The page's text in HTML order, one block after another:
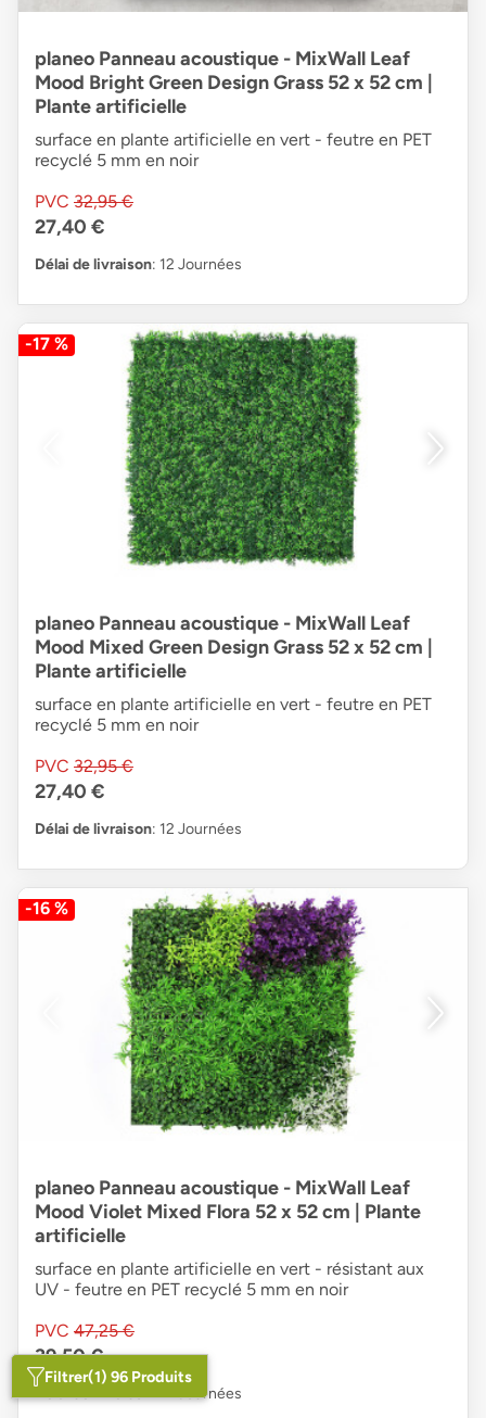
planeo Panneau acoustique - MixWall Leaf
Mood Bright Green Design Grass 52 x 52 cm |
Plante artificielle
surface en plante artificielle en vert - feutre en PET
recyclé 5 mm en noir
PVC 32,95 €
27,40 €
Délai de livraison: 12 Journées
-17 %
planeo Panneau acoustique - MixWall Leaf
Mood Mixed Green Design Grass 52 x 52 cm |
Plante artificielle
surface en plante artificielle en vert - feutre en PET
recyclé 5 mm en noir
PVC 32,95 €
27,40 €
Délai de livraison: 12 Journées
-16 %
planeo Panneau acoustique - MixWall Leaf
Mood Violet Mixed Flora 52 x 52 cm | Plante
artificielle
surface en plante artificielle en vert - résistant aux
UV - feutre en PET recyclé 5 mm en noir
PVC 47,25 €
39,50 €
Délai de livraison: 12 Journées
Filtrer(1) 96 Produits